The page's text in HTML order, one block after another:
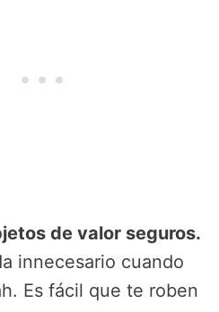
de valor seguros.
innecesario cuando
Es fácil que te roben